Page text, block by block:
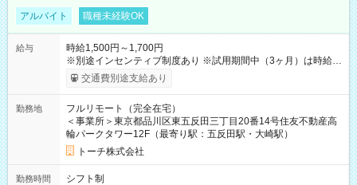
アルバイト 職種未経験OK
給与
時給1,500円～1,700円
※別途インセンティブ制度あり ※試用期間中（3ヶ月）は時給
1,400円 【試用期間】試用期間あり 試用期間の長さ：3ヶ月
※ 雇用形態と給与に、本採用時と異なる部分があります。 雇用
初回3ヶ月契約、以降は6ヶ月毎に更新 ・試用期間：3ヶ月 ・契
約更新：あり（契約満了時の業務量、勤務態度、勤務成績によ
り判断）、更新上限なし
交通費別途支給あり
勤務地
フルリモート（完全在宅）
＜事業所＞東京都品川区東五反田三丁目20番14号住友不動産高
輪パークタワー12F（最寄り駅：五反田駅・大崎駅）
トーチ株式会社
勤務時間
シフト制